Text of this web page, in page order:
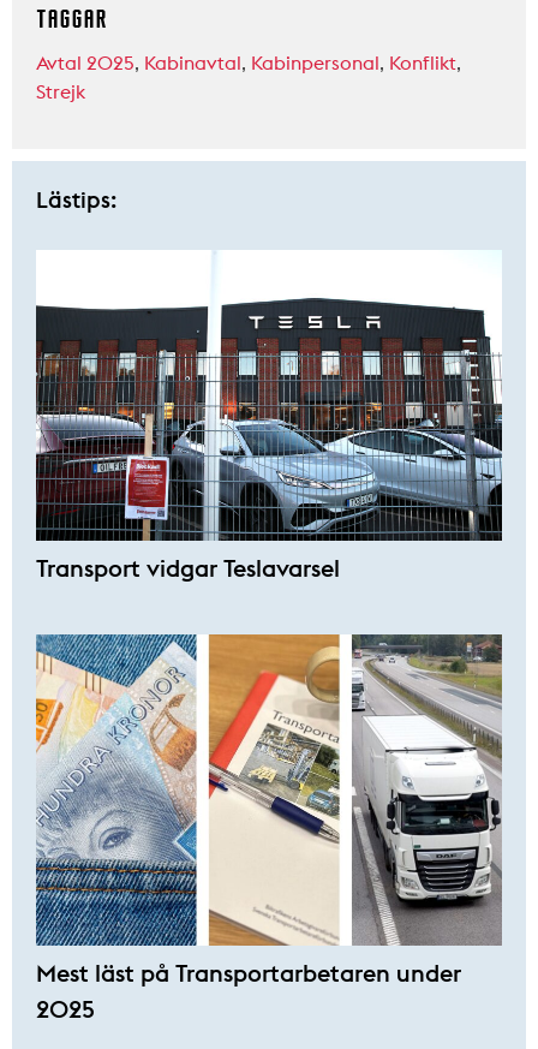
TAGGAR
Avtal 2025, Kabinavtal, Kabinpersonal, Konflikt,
Strejk
Lästips:
Transport vidgar Teslavarsel
Mest läst på Transportarbetaren under
2025